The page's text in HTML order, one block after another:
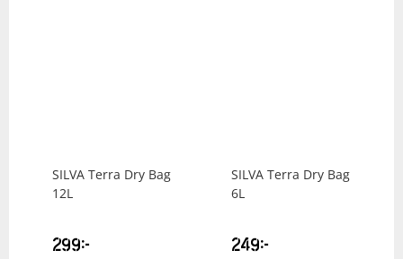
SILVA Terra Dry Bag
12L
299kr
SILVA Terra Dry Bag
6L
249kr